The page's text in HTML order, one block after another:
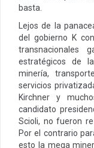
basta.
Lejos de la
del gobierno K
transnacionales
estratégicos de
minería,
servicios
Kirchner y
candidato
Scioli, no fueron
Por el contrario
esto la mega